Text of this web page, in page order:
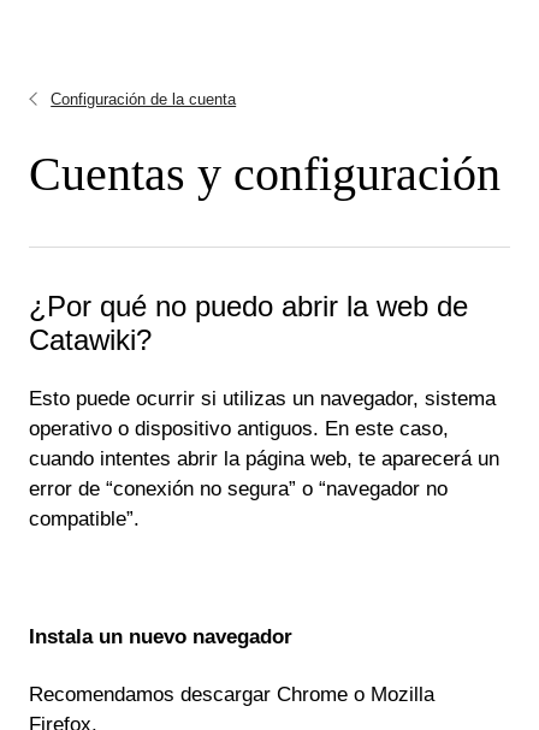
Configuración de la cuenta
Cuentas y configuración
¿Por qué no puedo abrir la web de
Catawiki?
Esto puede ocurrir si utilizas un navegador, sistema
operativo o dispositivo antiguos. En este caso,
cuando intentes abrir la página web, te aparecerá un
error de “conexión no segura” o “navegador no
compatible”.
Instala un nuevo navegador
Recomendamos descargar Chrome o Mozilla
Firefox.